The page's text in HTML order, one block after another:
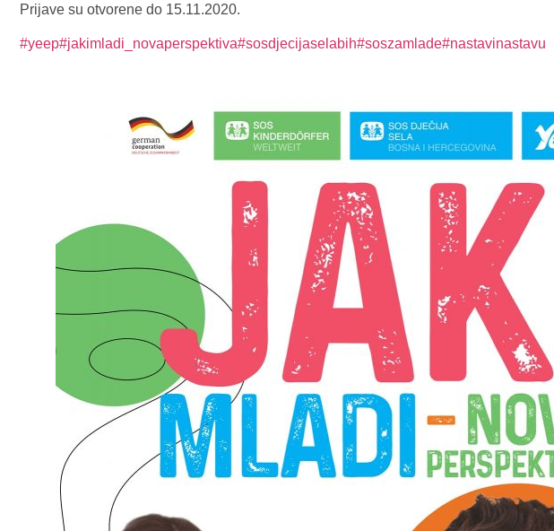
Prijave su otvorene do 15.11.2020.
#yeep#jakimladi_novaperspektiva#sosdjecijaselabih#soszamlade#nastavinastavu